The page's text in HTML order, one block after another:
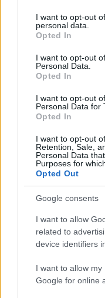
not limited to your visit
grant or deny consent
use your data for
consent section.
I want to opt-out
personal data.
Opted In
I want to opt-out
Personal Data.
Opted In
I want to opt-out
Personal Data for
Opted In
I want to opt-out
Retention, Sale,
Personal Data
Purposes for
Opted Out
Google consents
I want to allow
related to
device identifiers
I want to allow
Google for online
Brentolie daalt naar
grondstoffenprijzen